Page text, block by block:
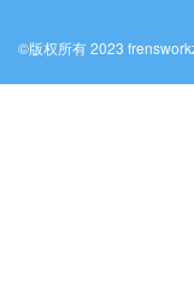
©版权所有 2023